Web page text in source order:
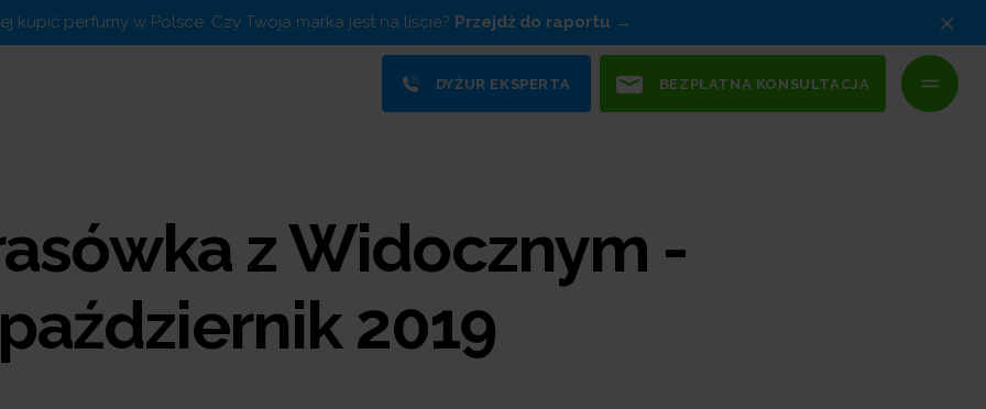
kupić perfumy w Polsce. Czy Twoja marka jest na liście? Przejdź do raportu ×
DYŻUR EKSPERTA BEZPŁATNA KONSULTACJA
z Widocznym -
październik 2019